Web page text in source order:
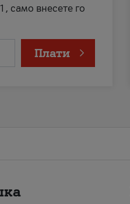
само внесете го
Плати